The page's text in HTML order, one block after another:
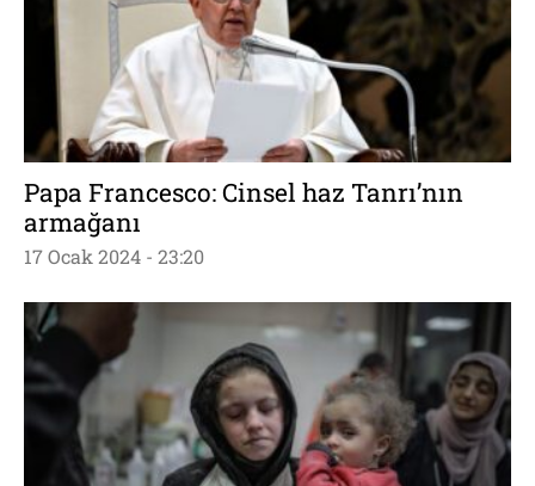
Papa Francesco: Cinsel haz Tanrı’nın
armağanı
17 Ocak 2024 - 23:20